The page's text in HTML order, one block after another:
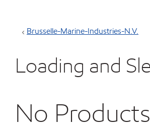
Brusselle-Marine-Industries-N.V.
Loading and
No